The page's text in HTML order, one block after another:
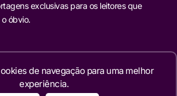
exclusivas para os leitores que
óbvio.
de navegação para uma melhor
experiência.